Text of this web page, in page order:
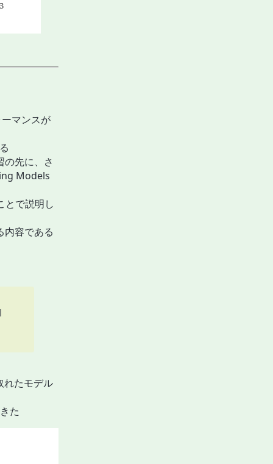
マンスが
の先に、さ
Models
で説明し
内容である
たモデル
た